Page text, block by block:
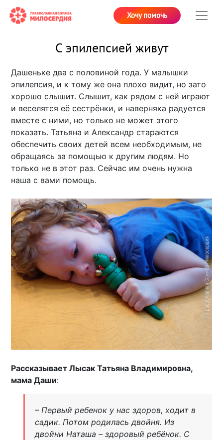
Хочу помочь
С эпилепсией живут
Дашеньке два с половиной года. У малышки
эпилепсия, и к тому же она плохо видит, но зато
хорошо слышит. Слышит, как рядом с ней играют
и веселятся её сестрёнки, и наверняка радуется
вместе с ними, но только не может этого
показать. Татьяна и Александр стараются
обеспечить своих детей всем необходимым, не
обращаясь за помощью к другим людям. Но
только не в этот раз. Сейчас им очень нужна
наша с вами помощь.
Рассказывает Лысак Татьяна Владимировна,
мама Даши:
– Первый ребенок у нас здоров, ходит в
садик. Потом родилась двойня. Из
двойни Наташа – здоровый ребёнок. С